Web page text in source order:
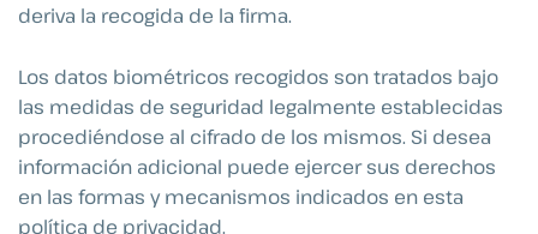
deriva la recogida de la firma.
Los datos biométricos recogidos son tratados bajo
las medidas de seguridad legalmente establecidas
procediéndose al cifrado de los mismos. Si desea
información adicional puede ejercer sus derechos
en las formas y mecanismos indicados en esta
política de privacidad.